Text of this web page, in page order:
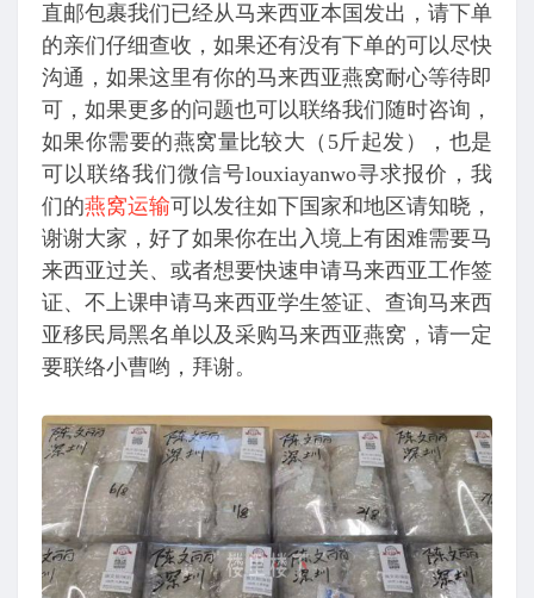
直邮包裹我们已经从马来西亚本国发出，请下单
的亲们仔细查收，如果还有没有下单的可以尽快
沟通，如果这里有你的马来西亚燕窝耐心等待即
可，如果更多的问题也可以联络我们随时咨询，
如果你需要的燕窝量比较大（5斤起发），也是
可以联络我们微信号louxiayanwo寻求报价，我
们的燕窝运输可以发往如下国家和地区请知晓，
谢谢大家，好了如果你在出入境上有困难需要马
来西亚过关、或者想要快速申请马来西亚工作签
证、不上课申请马来西亚学生签证、查询马来西
亚移民局黑名单以及采购马来西亚燕窝，请一定
要联络小曹哟，拜谢。